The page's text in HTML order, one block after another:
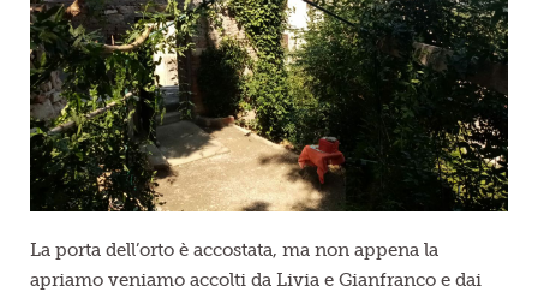
La porta dell’orto è accostata, ma non appena la
apriamo veniamo accolti da Livia e Gianfranco e dai